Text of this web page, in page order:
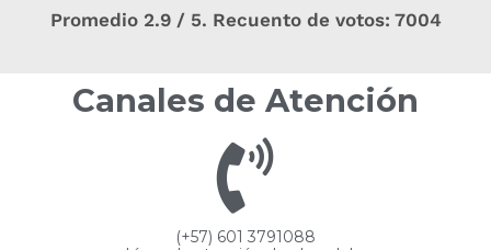
Promedio 2.9/ 5. Recuento de votos: 7004
Canales de Atención
(+57) 601 3791088